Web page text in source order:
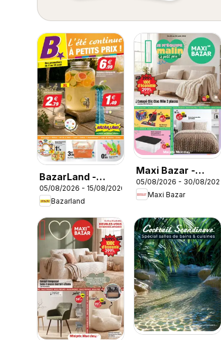
BazarLand -
L'été continue à
petits prix
05/08/2026 - 15/08/2026
Bazarland
Maxi Bazar -
Brochure
05/08/2026 - 30/08/2026
Maxi Bazar